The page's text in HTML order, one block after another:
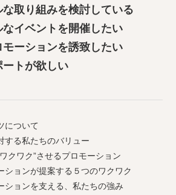
取り組みを検討している
イベントを開催したい
ーションを誘致したい
トが欲しい
について
する私たちのバリュー
クワク”させるプロモーション
ションが提案する５つのワクワク
ションを支える、私たちの強み